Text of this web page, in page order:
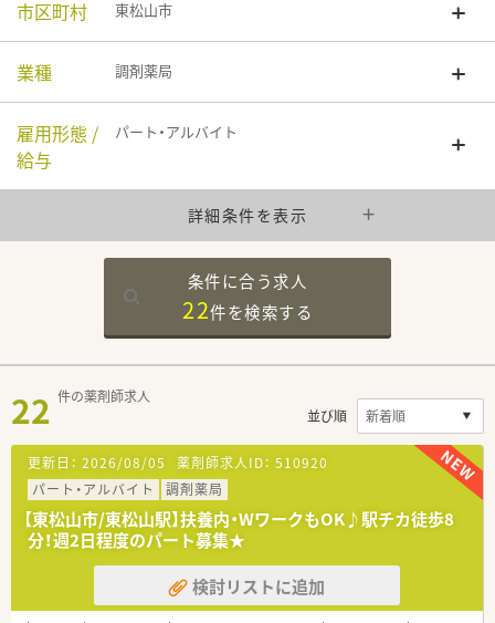
市区町村 東松山市
業種 調剤薬局
雇用形態 /
給与
パート・アルバイト
詳細条件を表示
条件に合う求人
22件を検索する
22 件の薬剤師求人
並び順
更新日： 2026/08/05 薬剤師求人ID： 510920
パート・アルバイト
調剤薬局
【東松山市/東松山駅】扶養内・WワークもOK♪駅チカ徒歩8
分！週2日程度のパート募集★
検討リストに追加